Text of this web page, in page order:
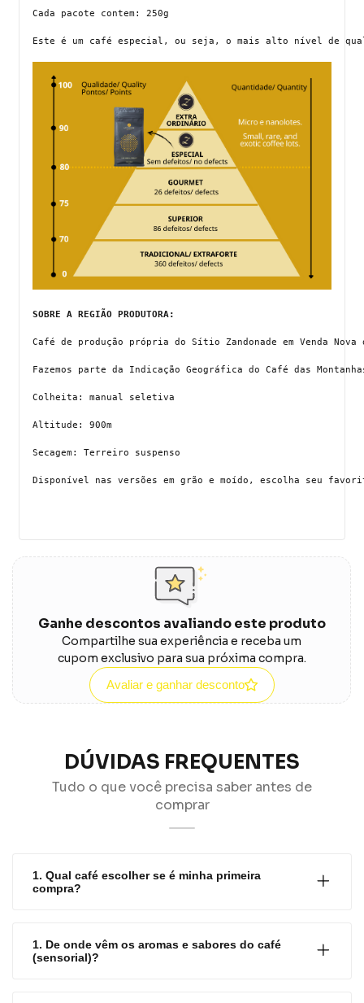
Cada pacote contem: 250g
Este é um café especial, ou seja, o mais alto nível de
SOBRE A REGIÃO PRODUTORA:
Café de produção própria do Sítio Zandonade em Venda
Fazemos parte da Indicação Geográfica do Café das
Colheita: manual seletiva
Altitude: 900m
Secagem: Terreiro suspenso
Disponível nas versões em grão e moído, escolha seu
Ganhe descontos avaliando este produto
Compartilhe sua experiência e receba um
cupom exclusivo para sua próxima compra.
Avaliar e ganhar desconto
DÚVIDAS FREQUENTES
Tudo o que você precisa saber antes de
comprar
1. Qual café escolher se é minha primeira
compra?
1. De onde vêm os aromas e sabores do café
(sensorial)?